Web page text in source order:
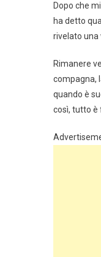
Dopo che
ha detto
rivelato una
Rimanere
compagna,
quando è
così, tutto è